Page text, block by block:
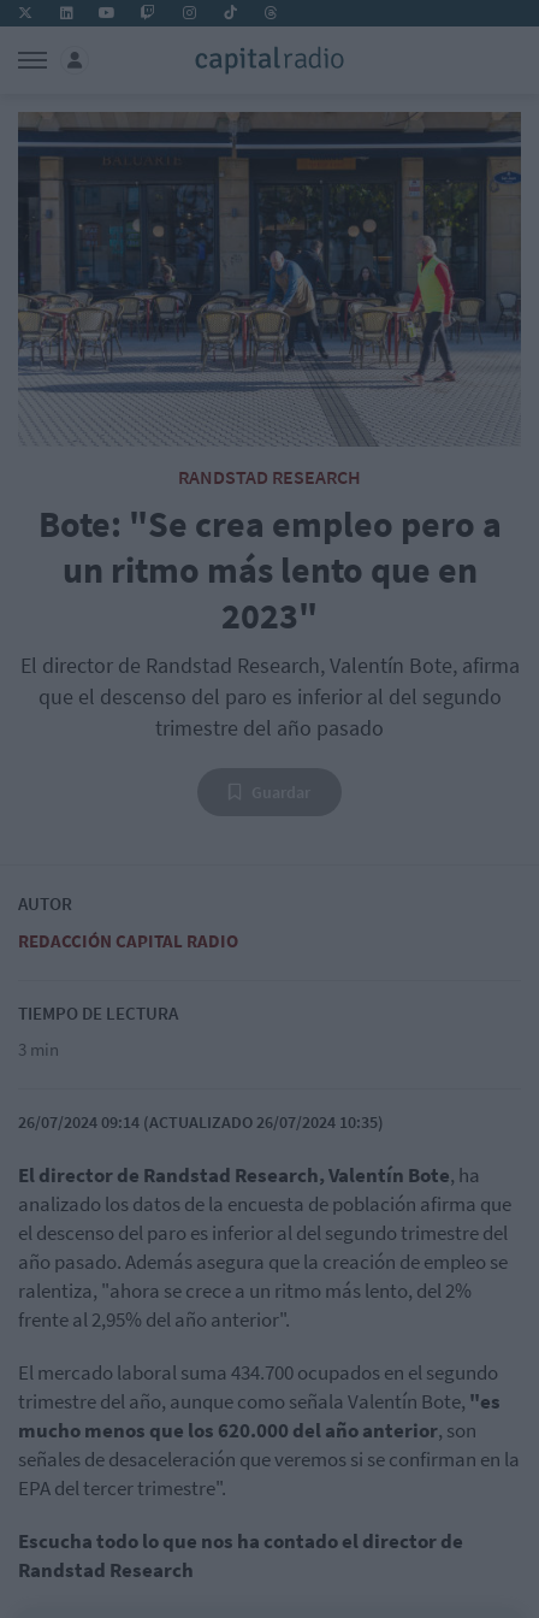
RANDSTAD RESEARCH
Bote: "Se crea empleo pero a
un ritmo más lento que en
2023"
El director de Randstad Research, Valentín Bote, afirma
que el descenso del paro es inferior al del segundo
trimestre del año pasado
AUTOR
REDACCIÓN CAPITAL RADIO
TIEMPO DE LECTURA
3 min
26/07/2024 09:14 (ACTUALIZADO 26/07/2024 10:35)
El director de Randstad Research, Valentín Bote, ha
analizado los datos de la encuesta de población afirma que
el descenso del paro es inferior al del segundo trimestre del
año pasado. Además asegura que la creación de empleo se
ralentiza, "ahora se crece a un ritmo más lento, del 2%
frente al 2,95% del año anterior".
El mercado laboral suma 434.700 ocupados en el segundo
trimestre del año, aunque como señala Valentín Bote, "es
mucho menos que los 620.000 del año anterior, son
señales de desaceleración que veremos si se confirman en la
EPA del tercer trimestre".
Escucha todo lo que nos ha contado el director de
Randstad Research